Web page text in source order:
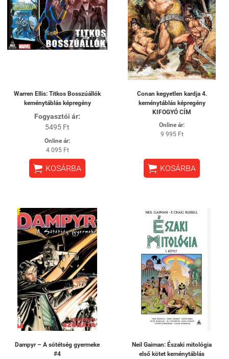
Warren Ellis: Titkos Bosszúállók
keménytáblás képregény
Fogyasztói ár:
5495 Ft
Online ár:
4 095 Ft
 KOSÁRBA
Conan kegyetlen kardja 4.
keménytáblás képregény
KIFOGYÓ CÍM
Online ár:
9 995 Ft
 KOSÁRBA
Dampyr – A sötétség gyermeke
#4
Neil Gaiman: Északi mitológia
első kötet keménytáblás